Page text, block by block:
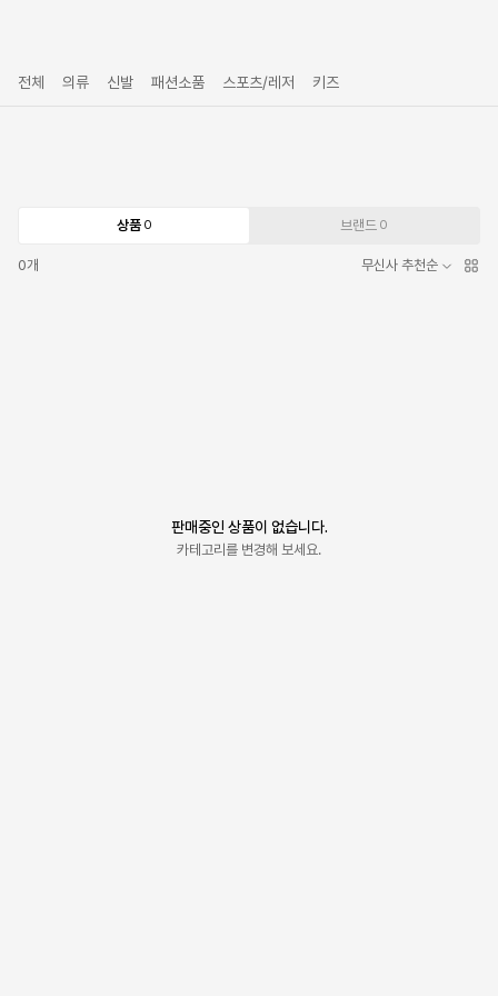
전체 의류 신발 패션소품 스포츠/레저 키즈
상품 0 브랜드 0
0개 무신사 추천순
판매중인 상품이 없습니다.
카테고리를 변경해 보세요.